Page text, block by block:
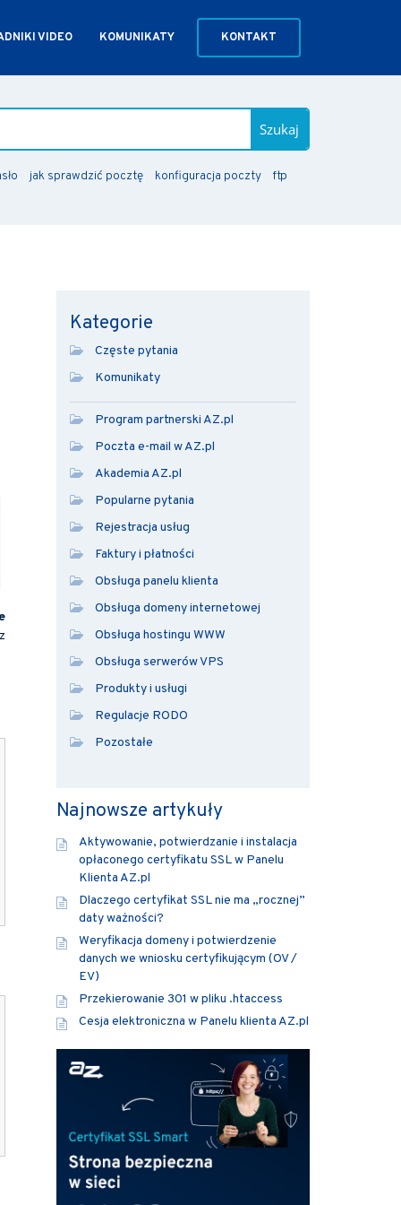
VIDEO KOMUNIKATY KONTAKT
Szukaj
jak sprawdzić pocztę konfiguracja poczty ftp
Kategorie
Częste pytania
Komunikaty
Program partnerski AZ.pl
Poczta e-mail w AZ.pl
Akademia AZ.pl
Popularne pytania
Rejestracja usług
Faktury i płatności
Obsługa panelu klienta
Obsługa domeny internetowej
Obsługa hostingu WWW
Obsługa serwerów VPS
Produkty i usługi
Regulacje RODO
Pozostałe
Najnowsze artykuły
Aktywowanie, potwierdzanie i instalacja
opłaconego certyfikatu SSL w Panelu
Klienta AZ.pl
Dlaczego certyfikat SSL nie ma „rocznej”
daty ważności?
Weryfikacja domeny i potwierdzenie
danych we wniosku certyfikującym (OV /
EV)
Przekierowanie 301 w pliku .htaccess
Cesja elektroniczna w Panelu klienta AZ.pl